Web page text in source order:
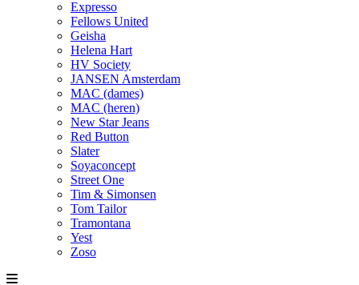
Expresso
Fellows United
Geisha
Helena Hart
HV Society
JANSEN Amsterdam
MAC (dames)
MAC (heren)
New Star Jeans
Red Button
Slater
Soyaconcept
Street One
Tim & Simonsen
Tom Tailor
Tramontana
Yest
Zoso